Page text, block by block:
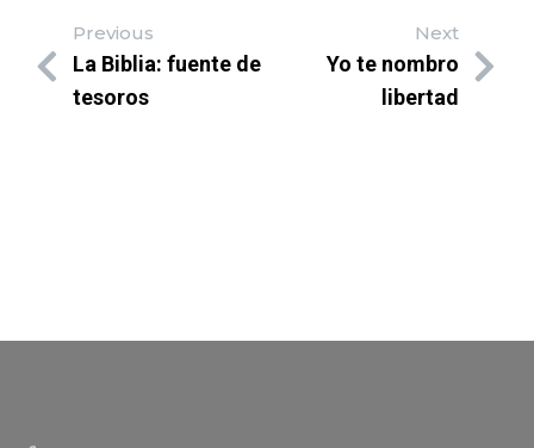
Previous
La Biblia: fuente de
tesoros
Next
Yo te nombro
libertad